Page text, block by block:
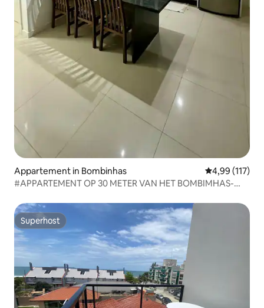
Appartement in Bombinhas Gemiddelde
4,99 (117)
#APPARTEMENT OP 30 METER VAN HET BOMBIMHAS-
Superhost
Superhost